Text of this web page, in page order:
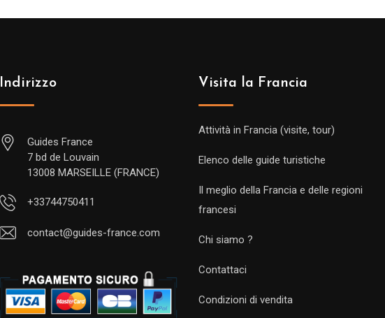
Indirizzo
Guides France
7 bd de Louvain
13008 MARSEILLE (FRANCE)
+33744750411
contact@guides-france.com
Visita la Francia
Attività in Francia (visite, tour)
Elenco delle guide turistiche
Il meglio della Francia e delle regioni
francesi
Chi siamo ?
Contattaci
Condizioni di vendita